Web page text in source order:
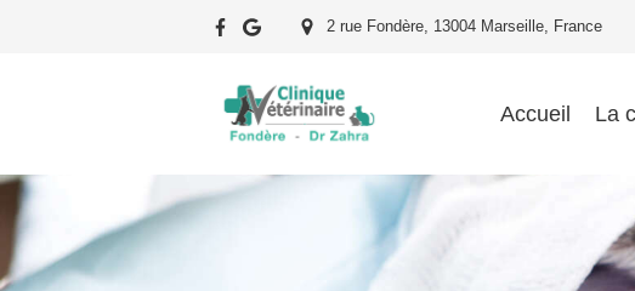
2 rue Fondère, 13004 Marseille, France
Accueil La